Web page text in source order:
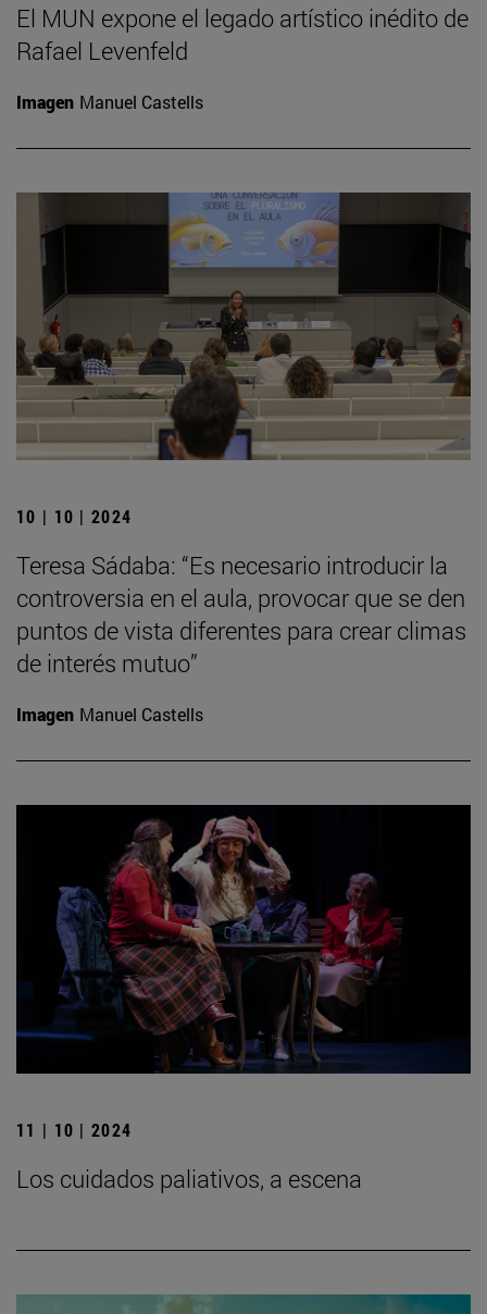
El MUN expone el legado artístico inédito de
Rafael Levenfeld
Imagen Manuel Castells
10 | 10 | 2024
Teresa Sádaba: “Es necesario introducir la
controversia en el aula, provocar que se den
puntos de vista diferentes para crear climas
de interés mutuo”
Imagen Manuel Castells
11 | 10 | 2024
Los cuidados paliativos, a escena